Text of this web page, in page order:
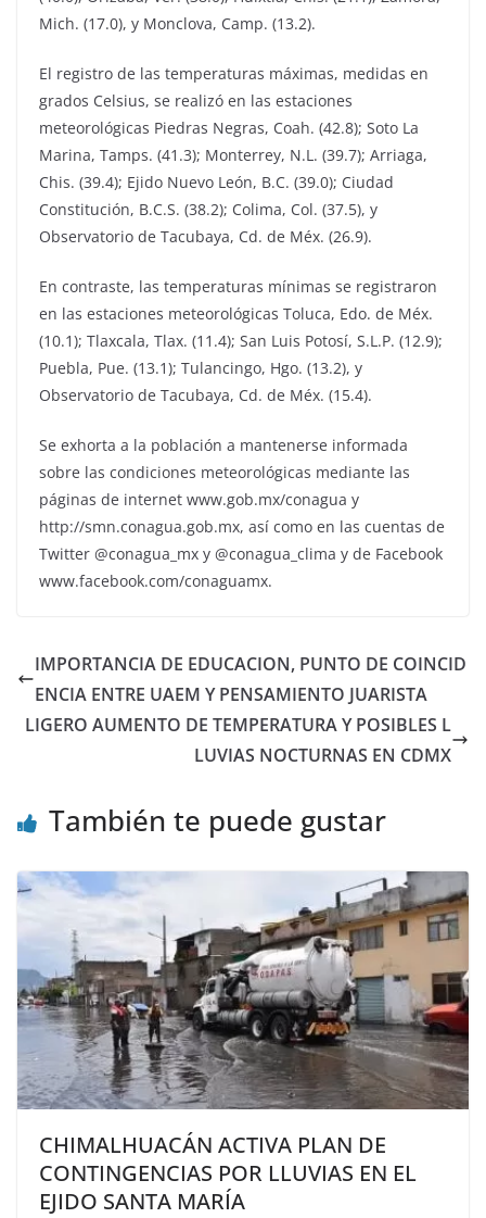
Mich. (17.0), y Monclova, Camp. (13.2).
El registro de las temperaturas máximas, medidas en
grados Celsius, se realizó en las estaciones
meteorológicas Piedras Negras, Coah. (42.8); Soto La
Marina, Tamps. (41.3); Monterrey, N.L. (39.7); Arriaga,
Chis. (39.4); Ejido Nuevo León, B.C. (39.0); Ciudad
Constitución, B.C.S. (38.2); Colima, Col. (37.5), y
Observatorio de Tacubaya, Cd. de Méx. (26.9).
En contraste, las temperaturas mínimas se registraron
en las estaciones meteorológicas Toluca, Edo. de Méx.
(10.1); Tlaxcala, Tlax. (11.4); San Luis Potosí, S.L.P. (12.9);
Puebla, Pue. (13.1); Tulancingo, Hgo. (13.2), y
Observatorio de Tacubaya, Cd. de Méx. (15.4).
Se exhorta a la población a mantenerse informada
sobre las condiciones meteorológicas mediante las
páginas de internet www.gob.mx/conagua y
http://smn.conagua.gob.mx, así como en las cuentas de
Twitter @conagua_mx y @conagua_clima y de Facebook
www.facebook.com/conaguamx.
IMPORTANCIA DE EDUCACION, PUNTO DE COINCID
ENCIA ENTRE UAEM Y PENSAMIENTO JUARISTA
LIGERO AUMENTO DE TEMPERATURA Y POSIBLES L
LUVIAS NOCTURNAS EN CDMX
También te puede gustar
CHIMALHUACÁN ACTIVA PLAN DE
CONTINGENCIAS POR LLUVIAS EN EL
EJIDO SANTA MARÍA